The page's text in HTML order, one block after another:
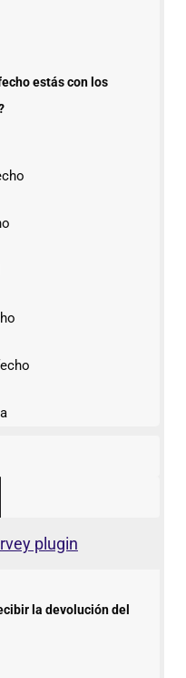
estás con los
plugin
la devolución del